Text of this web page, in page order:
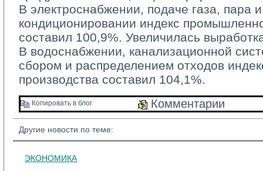
В электроснабжении, подаче газа, пара
кондиционировании индекс
составил 100,9%. Увеличилась
В водоснабжении, канализационной
сбором и распределением отходов
производства составил 104,1%.
Копировать в блог Комментарии
Другие новости по теме:
ЭКОНОМИКА